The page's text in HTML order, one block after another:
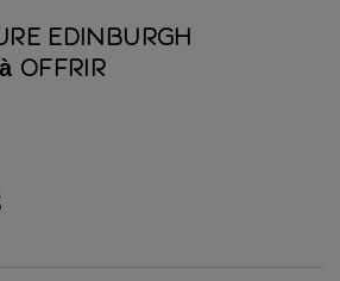
Edinburgh
à offrir